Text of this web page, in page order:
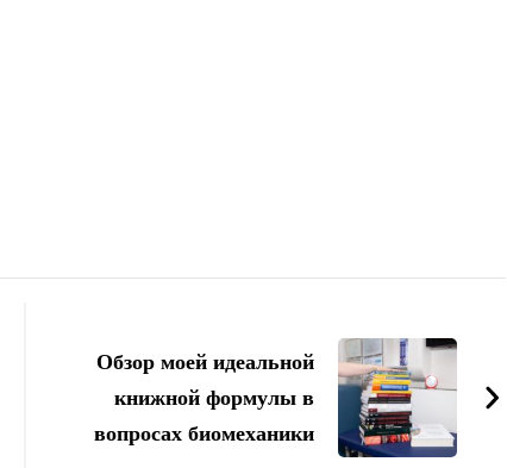
Обзор моей идеальной
книжной формулы в
вопросах биомеханики